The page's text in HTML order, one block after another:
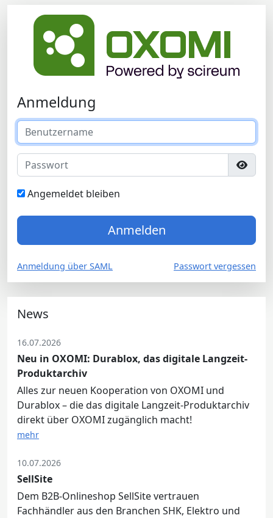
Anmeldung
Angemeldet bleiben
Anmelden
Anmeldung über SAML Passwort vergessen
News
16.07.2026
Neu in OXOMI: Durablox, das digitale Langzeit-
Produktarchiv
Alles zur neuen Kooperation von OXOMI und
Durablox – die das digitale Langzeit-Produktarchiv
direkt über OXOMI zugänglich macht!
mehr
10.07.2026
SellSite
Dem B2B-Onlineshop SellSite vertrauen
Fachhändler aus den Branchen SHK, Elektro und